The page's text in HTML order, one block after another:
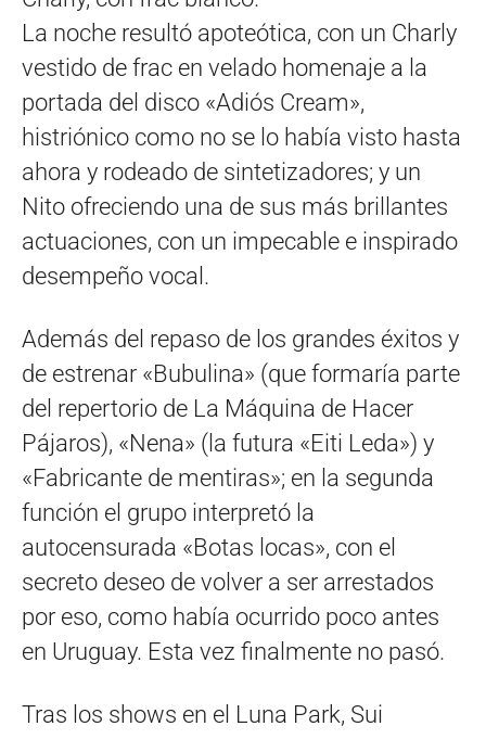
La noche resultó apoteótica, con un Charly
vestido de frac en velado homenaje a la
portada del disco «Adiós Cream»,
histriónico como no se lo había visto hasta
ahora y rodeado de sintetizadores; y un
Nito ofreciendo una de sus más brillantes
actuaciones, con un impecable e inspirado
desempeño vocal.
Además del repaso de los grandes éxitos y
de estrenar «Bubulina» (que formaría parte
del repertorio de La Máquina de Hacer
Pájaros), «Nena» (la futura «Eiti Leda») y
«Fabricante de mentiras»; en la segunda
función el grupo interpretó la
autocensurada «Botas locas», con el
secreto deseo de volver a ser arrestados
por eso, como había ocurrido poco antes
en Uruguay. Esta vez finalmente no pasó.
Tras los shows en el Luna Park, Sui